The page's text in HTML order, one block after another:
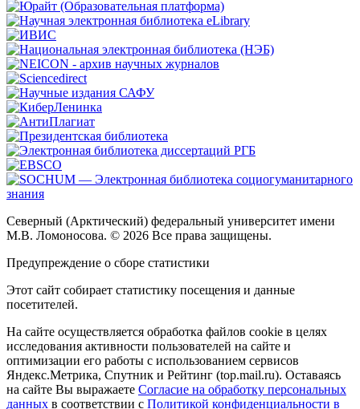
Северный (Арктический) федеральный университет имени
М.В. Ломоносова. © 2026 Все права защищены.
Предупреждение о сборе статистики
Этот сайт собирает статистику посещения и данные
посетителей.
На сайте осуществляется обработка файлов cookie в целях
исследования активности пользователей на сайте и
оптимизации его работы с использованием сервисов
Яндекс.Метрика, Спутник и Рейтинг (top.mail.ru). Оставаясь
на сайте Вы выражаете Согласие на обработку персональных
данных в соответствии с Политикой конфиденциальности в